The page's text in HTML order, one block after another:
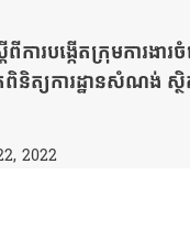
ការបង្កើតក្រុមការងារ
និត្យការដ្ឋានសំណង់ ស្ថិ
2022